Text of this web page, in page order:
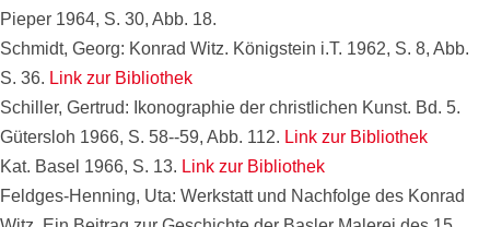
Pieper 1964, S. 30, Abb. 18.
Schmidt, Georg: Konrad Witz. Königstein i.T. 1962, S. 8, Abb.
S. 36. Link zur Bibliothek
Schiller, Gertrud: Ikonographie der christlichen Kunst. Bd. 5.
Gütersloh 1966, S. 58--59, Abb. 112. Link zur Bibliothek
Kat. Basel 1966, S. 13. Link zur Bibliothek
Feldges-Henning, Uta: Werkstatt und Nachfolge des Konrad